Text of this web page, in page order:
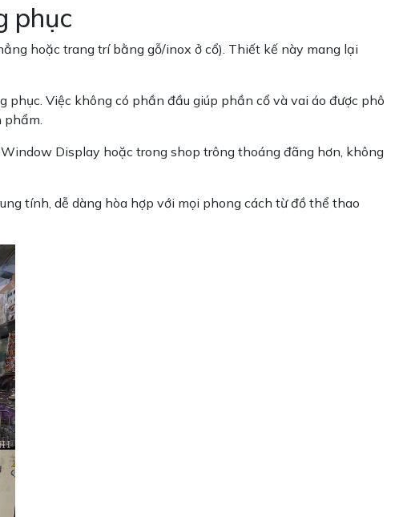
phục
hoặc trang trí bằng gỗ/inox ở cổ). Thiết kế này mang lại
phục. Việc không có phần đầu giúp phần cổ và vai áo được phô
Display hoặc trong shop trông thoáng đãng hơn, không
tính, dễ dàng hòa hợp với mọi phong cách từ đồ thể thao